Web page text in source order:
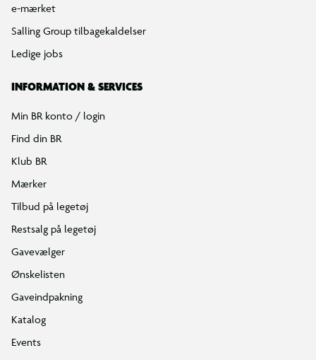
e-mærket
Salling Group tilbagekaldelser
Ledige jobs
INFORMATION & SERVICES
Min BR konto / login
Find din BR
Klub BR
Mærker
Tilbud på legetøj
Restsalg på legetøj
Gavevælger
Ønskelisten
Gaveindpakning
Katalog
Events